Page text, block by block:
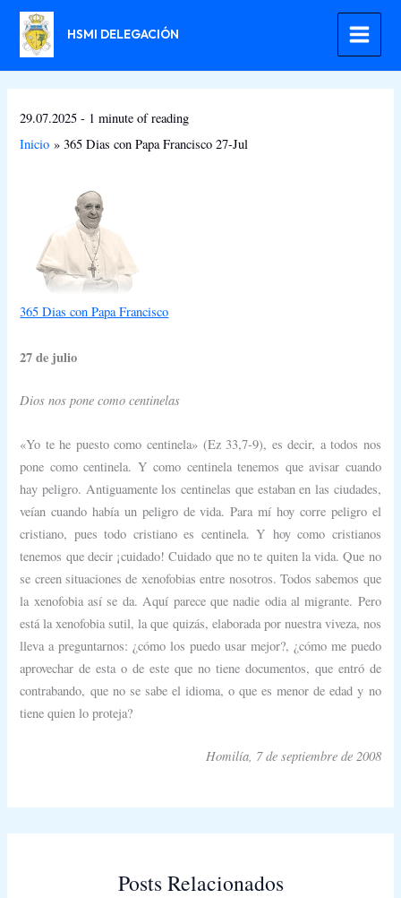
contenido
HSMI DELEGACIÓN
29.07.2025- 1 minute of reading
Inicio
365 Dias con Papa Francisco 27-Jul
365 Dias con Papa Francisco
27 de julio
Dios nos pone como centinelas
«Yo te he puesto como centinela» (Ez 33,7-9), es decir, a todos nos
pone como centinela. Y como centinela tenemos que avisar cuando
hay peligro. Antiguamente los centinelas que estaban en las ciudades,
veían cuando había un peligro de vida. Para mí hoy corre peligro el
cristiano, pues todo cristiano es centinela. Y hoy como cristianos
tenemos que decir ¡cuidado! Cuidado que no te quiten la vida. Que no
se creen situaciones de xenofobias entre nosotros. Todos sabemos que
la xenofobia así se da. Aquí parece que nadie odia al migrante. Pero
está la xenofobia sutil, la que quizás, elaborada por nuestra viveza, nos
lleva a preguntarnos: ¿cómo los puedo usar mejor?, ¿cómo me puedo
aprovechar de esta o de este que no tiene documentos, que entró de
contrabando, que no se sabe el idioma, o que es menor de edad y no
tiene quien lo proteja?
Homilía, 7 de septiembre de 2008
Posts Relacionados